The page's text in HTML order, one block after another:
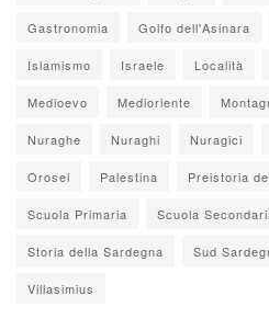
Gastronomia Golfo dell'Asinara
Islamismo Israele Località
Medioevo Medioriente
Nuraghe Nuraghi Nuragici
Orosei Palestina Preistoria
Scuola Primaria Scuola
Storia della Sardegna Sud
Villasimius